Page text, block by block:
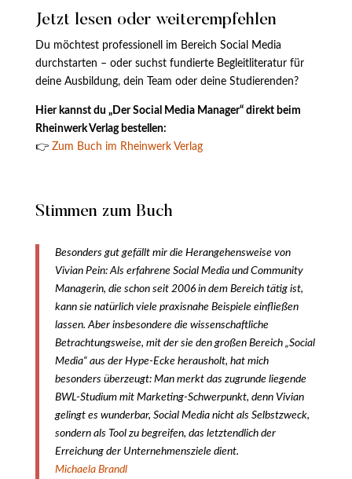
Jetzt lesen oder weiterempfehlen
Du möchtest professionell im Bereich Social Media
durchstarten – oder suchst fundierte Begleitliteratur für
deine Ausbildung, dein Team oder deine Studierenden?
Hier kannst du „Der Social Media Manager“ direkt beim
Rheinwerk Verlag bestellen:
👉 Zum Buch im Rheinwerk Verlag
Stimmen zum Buch
Besonders gut gefällt mir die Herangehensweise von
Vivian Pein: Als erfahrene Social Media und Community
Managerin, die schon seit 2006 in dem Bereich tätig ist,
kann sie natürlich viele praxisnahe Beispiele einfließen
lassen. Aber insbesondere die wissenschaftliche
Betrachtungsweise, mit der sie den großen Bereich „Social
Media“ aus der Hype-Ecke herausholt, hat mich
besonders überzeugt: Man merkt das zugrunde liegende
BWL-Studium mit Marketing-Schwerpunkt, denn Vivian
gelingt es wunderbar, Social Media nicht als Selbstzweck,
sondern als Tool zu begreifen, das letztendlich der
Erreichung der Unternehmensziele dient.
Michaela Brandl